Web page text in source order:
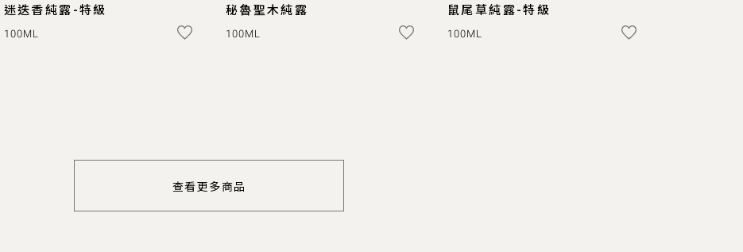
迷迭香純露-特級
100ML
秘魯聖木純露
100ML
鼠尾草純露-特級
100ML
查看更多商品